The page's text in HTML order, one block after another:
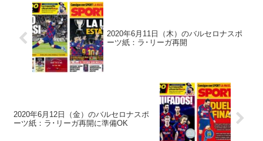
2020年6月11日（木）のバルセロナスポ
ーツ紙：ラ･リーガ再開
2020年6月12日（金）のバルセロナスポ
ーツ紙：ラ･リーガ再開に準備OK